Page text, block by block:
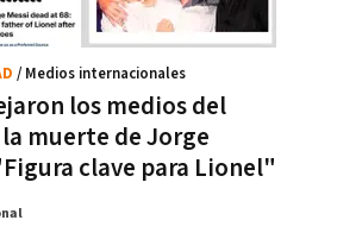
los medios del
muerte de Jorge
clave para Lionel"
/ Medios internacionales